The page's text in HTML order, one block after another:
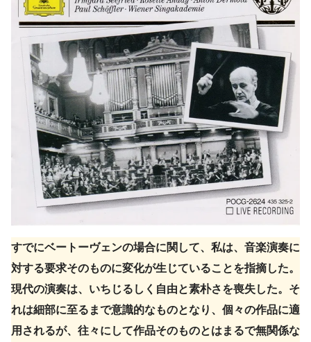
すでにベートーヴェンの場合に関して、私は、音楽演奏に
対する要求そのものに変化が生じていることを指摘した。
現代の演奏は、いちじるしく自由と素朴さを喪失した。そ
れは細部に至るまで意識的なものとなり、個々の作品に適
用されるが、往々にして作品そのものとはまるで無関係な